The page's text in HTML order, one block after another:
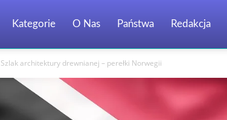
Kategorie O Nas Państwa Redakcja
Szlak architektury drewnianej – perełki Norwegii